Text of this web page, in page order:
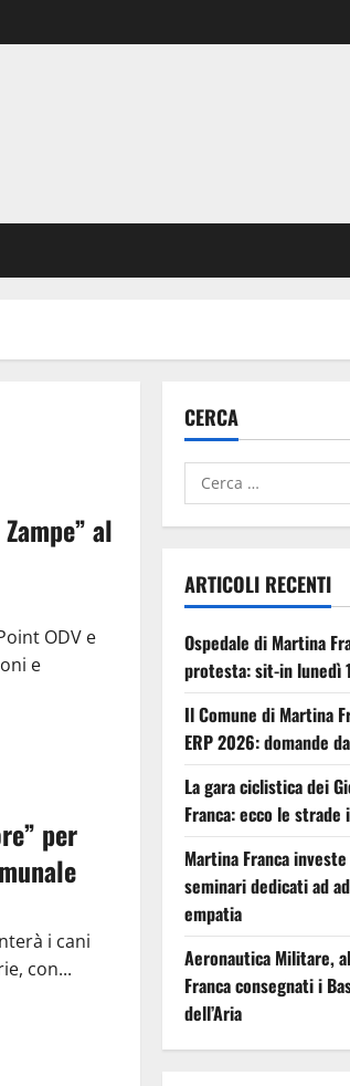
al
ODV e
e
per
i cani
con...
CERCA
ARTICOLI RECENTI
Ospedale di Martina
protesta: sit-in lunedì
Il Comune di Martina
ERP 2026: domande
La gara ciclistica dei
Franca: ecco le
Martina Franca
seminari dedicati ad
empatia
Aeronautica Militare,
Franca consegnati i
dell’Aria